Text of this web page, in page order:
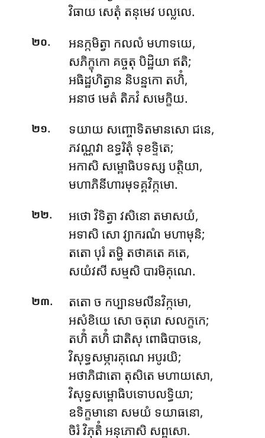
វិធាយ សេតុំ តនុមេវ បល្លលេ.
២០.
អនក្កមិត្វា កលលំ មហាទយេ,
សភិក្ខុកោ គច្ចតុ បិដ្ឋិយា ឥតិ;
អធិដ្ឋហិត្វាន និបន្នកោ តហិំ,
អនាថ មេតំ តិភវំ សមេក្ខិយ.
២១.
ទយាយ សញ្ចោទិតមានសោ ជនេ,
ភវណ្ណវា ឧទ្ធរិតុំ ទុខទ្ទិតេ;
អកាសិ សម្ពោធិបទស្ស បត្តិយា,
មហាភិនីហារមុទគ្គវិក្កមោ.
២២.
អថោ វិទិត្វា វសិនោ តមាសយំ,
អទាសិ សោ វ្យាករណំ មហាមុនិ;
តតោ បុរំ តម្ហិ តថាគតេ គតេ,
សយំវសី សម្មសិ បារមិគុណេ.
២៣.
តតោ ច កប្បានមលីនវិក្កមោ,
អសំខិយេ សោ ចតុរោ សលក្ខកេ;
តហិំ តហិំ ជាតិសុ ពោធិបាចនេ,
វិសុទ្ធសម្ភារគុណេ អបូរយិ;
អថាភិជាតោ តុសិតេ មហាយសោ,
វិសុទ្ធសម្ពោធិបទោបលទ្ធិយា;
ឧទិក្ខមានោ សមយំ ទយាធនោ,
ចិរំ វិភុតិំ អនុភោសិ សព្ពសោ.